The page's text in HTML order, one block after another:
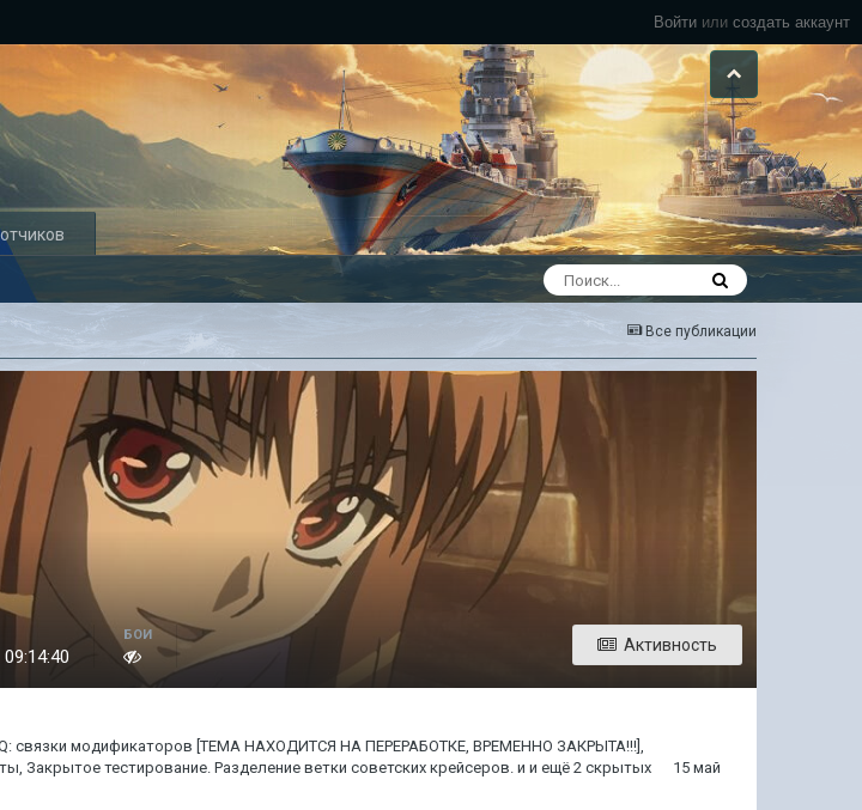
Войти или создать аккаунт
Все публикации
Активность
БОИ
связки модификаторов [ТЕМА НАХОДИТСЯ НА ПЕРЕРАБОТКЕ, ВРЕМЕННО ЗАКРЫТА!!!],
, Закрытое тестирование. Разделение ветки советских крейсеров. и и ещё 2 скрытых
15 май